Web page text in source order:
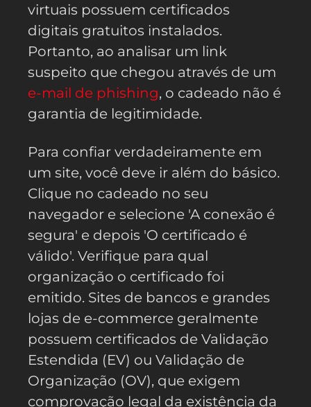
virtuais possuem certificados
digitais gratuitos instalados.
Portanto, ao analisar um link
suspeito que chegou através de um
e-mail de phishing, o cadeado não é
garantia de legitimidade.
Para confiar verdadeiramente em
um site, você deve ir além do básico.
Clique no cadeado no seu
navegador e selecione 'A conexão é
segura' e depois 'O certificado é
válido'. Verifique para qual
organização o certificado foi
emitido. Sites de bancos e grandes
lojas de e-commerce geralmente
possuem certificados de Validação
Estendida (EV) ou Validação de
Organização (OV), que exigem
comprovação legal da existência da